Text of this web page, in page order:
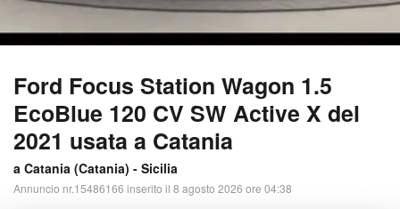
Ford Focus Station Wagon 1.5
EcoBlue 120 CV SW Active X del
2021 usata a Catania
a Catania (Catania) - Sicilia
Annuncio nr.15486166 inserito il 8 agosto 2026 ore 04:38